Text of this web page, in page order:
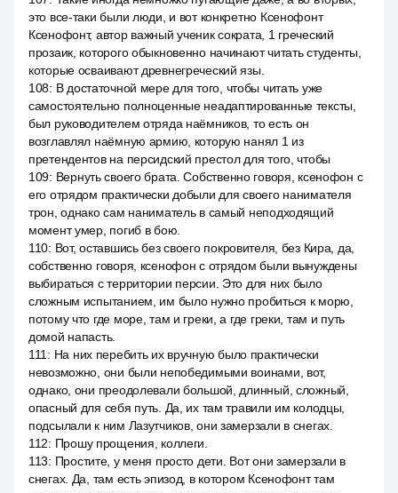
это все-таки были люди, и вот конкретно Ксенофонт
Ксенофонт, автор важный ученик сократа, 1 греческий
прозаик, которого обыкновенно начинают читать студенты,
которые осваивают древнегреческий язы.
108: В достаточной мере для того, чтобы читать уже
самостоятельно полноценные неадаптированные тексты,
был руководителем отряда наёмников, то есть он
возглавлял наёмную армию, которую нанял 1 из
претендентов на персидский престол для того, чтобы
109: Вернуть своего брата. Собственно говоря, ксенофон с
его отрядом практически добыли для своего нанимателя
трон, однако сам наниматель в самый неподходящий
момент умер, погиб в бою.
110: Вот, оставшись без своего покровителя, без Кира, да,
собственно говоря, ксенофон с отрядом были вынуждены
выбираться с территории персии. Это для них было
сложным испытанием, им было нужно пробиться к морю,
потому что где море, там и греки, а где греки, там и путь
домой напасть.
111 : На них перебить их вручную было практически
невозможно, они были непобедимыми воинами, вот,
однако, они преодолевали большой, длинный, сложный,
опасный для себя путь. Да, их там травили им колодцы,
подсылали к ним Лазутчиков, они замерзали в снегах.
112: Прошу прощения, коллеги.
113: Простите, у меня просто дети. Вот они замерзали в
снегах. Да, там есть эпизод, в котором Ксенофонт там